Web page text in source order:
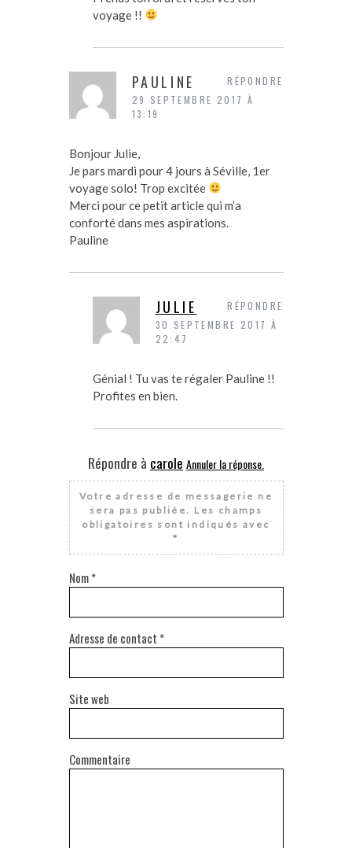
voyage !!
PAULINE
29 SEPTEMBRE 2017 À
13:19
Bonjour Julie,
Je pars mardi pour 4 jours à Séville, 1er
voyage solo! Trop excitée
Merci pour ce petit article qui m’a
conforté dans mes aspirations.
Pauline
RÉPONDRE
JULIE
30 SEPTEMBRE 2017 À
22:47
Génial ! Tu vas te régaler Pauline !!
Profites en bien.
RÉPONDRE
Répondre à carole Annuler la réponse.
Votre adresse de messagerie ne
sera pas publiée. Les champs
obligatoires sont indiqués avec
*
Nom*
Adresse de contact *
Site web
Commentaire